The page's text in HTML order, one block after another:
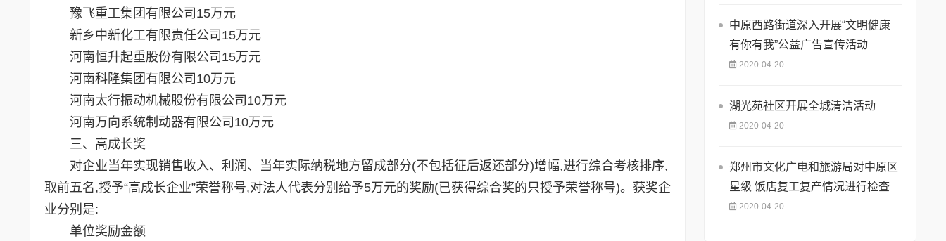
豫飞重工集团有限公司15万元
新乡中新化工有限责任公司15万元
河南恒升起重股份有限公司15万元
河南科隆集团有限公司10万元
河南太行振动机械股份有限公司10万元
河南万向系统制动器有限公司10万元
三、高成长奖
对企业当年实现销售收入、利润、当年实际纳税地方留成部分(不包括征后返还部分)增幅,进行综合考核排序,
取前五名,授予“高成长企业”荣誉称号,对法人代表分别给予5万元的奖励(已获得综合奖的只授予荣誉称号)。获奖企
业分别是:
单位奖励金额
中原西路街道深入开展“文明健康
有你有我”公益广告宣传活动
2020-04-20
湖光苑社区开展全城清洁活动
2020-04-20
郑州市文化广电和旅游局对中原区
星级 饭店复工复产情况进行检查
2020-04-20